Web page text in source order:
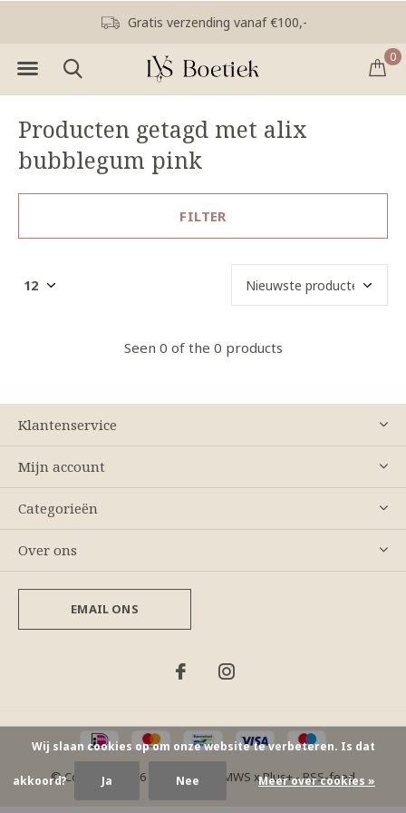
0
Gratis verzending vanaf €100,-
Producten getagd met alix
bubblegum pink
FILTER
Seen 0 of the 0 products
Klantenservice
Mijn account
Categorieën
Over ons
EMAIL ONS
© Copyright 2026 - Theme By DMWS xPlus+-RSS-feed
Wij slaan cookies op om onze website te verbeteren. Is dat
akkoord? Ja Nee Meer over cookies »